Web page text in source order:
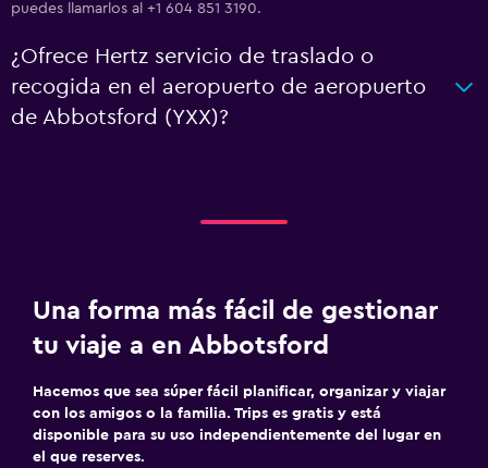
puedes llamarlos al +1 604 851 3190.
¿Ofrece Hertz servicio de traslado o
recogida en el aeropuerto de aeropuerto
de Abbotsford (YXX)?
Una forma más fácil de gestionar
tu viaje a en Abbotsford
Hacemos que sea súper fácil planificar, organizar y viajar
con los amigos o la familia. Trips es gratis y está
disponible para su uso independientemente del lugar en
el que reserves.